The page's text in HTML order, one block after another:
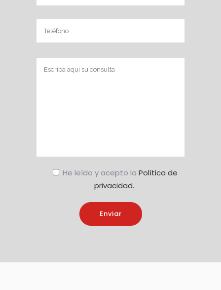
He leído y acepto la Política de
privacidad.